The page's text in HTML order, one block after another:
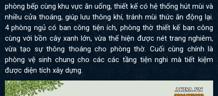
phòng bếp cùng khu vực ăn uống, thiết kế có hệ thống hút mùi và
nhiều cửa thoáng, giúp lưu thông khí, tránh mùi thức ăn động lại.
4 phòng ngủ có ban công tiện ích, phòng thờ thiết kế ban công
cùng với bồn cây xanh lớn, vừa thể hiện được nét trang nghiêm,
vừa tạo sự thông thoáng cho phòng thờ. Cuối cùng chính là
phòng vệ sinh chung cho các các tầng tiện nghi mà tiết kiệm
được diện tích xây dựng.